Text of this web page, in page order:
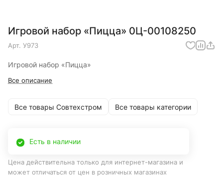
Игровой набор «Пицца» 0Ц-00108250
Арт. У973
Игровой набор «Пицца»
Все описание
Все товары Совтехстром Все товары категории
Есть в наличии
Цена действительна только для интернет-магазина и
может отличаться от цен в розничных магазинах